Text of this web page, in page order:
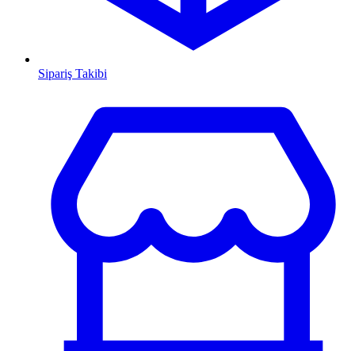
Sipariş Takibi